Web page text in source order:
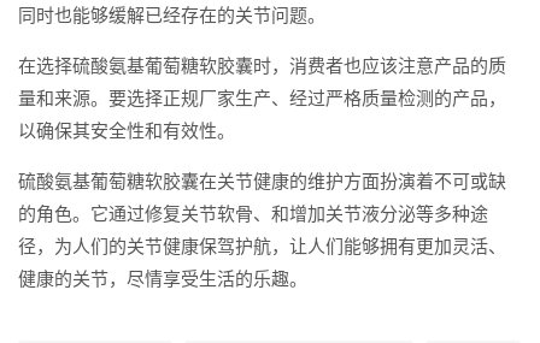
同时也能够缓解已经存在的关节问题。
在选择硫酸氨基葡萄糖软胶囊时，消费者也应该注意产品的质
量和来源。要选择正规厂家生产、经过严格质量检测的产品，
以确保其安全性和有效性。
硫酸氨基葡萄糖软胶囊在关节健康的维护方面扮演着不可或缺
的角色。它通过修复关节软骨、和增加关节液分泌等多种途
径，为人们的关节健康保驾护航，让人们能够拥有更加灵活、
健康的关节，尽情享受生活的乐趣。